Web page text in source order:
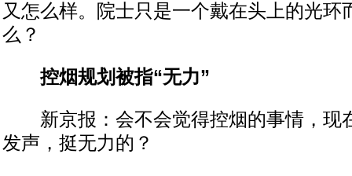
又怎么样。院士只是一个戴在头上的光环
么？
控烟规划被指“无力”
新京报：会不会觉得控烟的事情，现
发声，挺无力的？